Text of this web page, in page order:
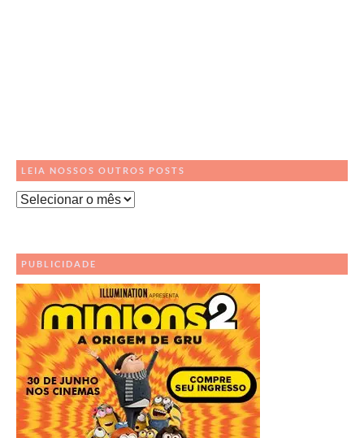
LEIA NOSSOS OUTROS POSTS
Leia
Posts
PUBLICIDADE